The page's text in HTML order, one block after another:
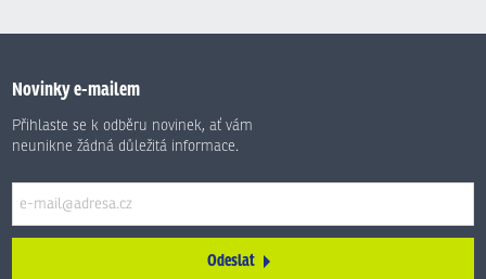
Novinky e-mailem
Přihlaste se k odběru novinek, ať vám
neunikne žádná důležitá informace.
Odeslat